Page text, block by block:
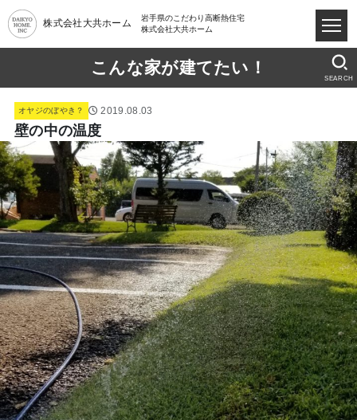
株式会社大共ホーム
岩手県のこだわり高断熱住宅
株式会社大共ホーム
こんな家が建てたい！
SEARCH
オヤジのぼやき？ 2019.08.03
壁の中の温度